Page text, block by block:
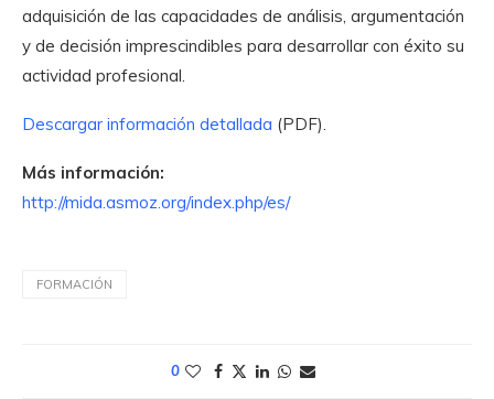
adquisición de las capacidades de análisis, argumentación
y de decisión imprescindibles para desarrollar con éxito su
actividad profesional.
Descargar información detallada (PDF).
Más información:
http://mida.asmoz.org/index.php/es/
FORMACIÓN
0